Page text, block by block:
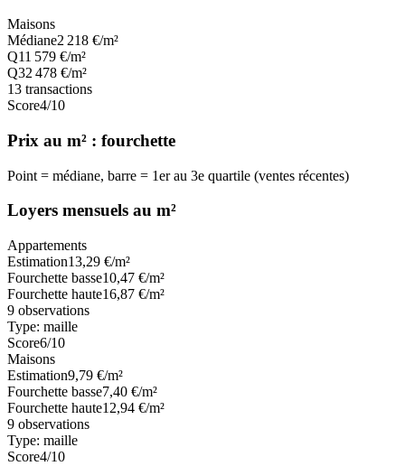
Maisons
Médiane2 218 €/m²
Q11 579 €/m²
Q32 478 €/m²
13 transactions
Score4/10
Prix au m² : fourchette
Point = médiane, barre = 1er au 3e quartile (ventes récentes)
Loyers mensuels au m²
Appartements
Estimation13,29 €/m²
Fourchette basse10,47 €/m²
Fourchette haute16,87 €/m²
9 observations
Type: maille
Score6/10
Maisons
Estimation9,79 €/m²
Fourchette basse7,40 €/m²
Fourchette haute12,94 €/m²
9 observations
Type: maille
Score4/10